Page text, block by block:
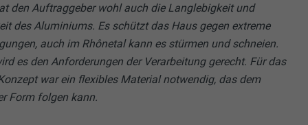
den Auftraggeber wohl auch die Langlebigkeit und
des Aluminiums. Es schützt das Haus gegen extreme
auch im Rhônetal kann es stürmen und schneien.
es den Anforderungen der Verarbeitung gerecht. Für das
war ein flexibles Material notwendig, das dem
Form folgen kann.